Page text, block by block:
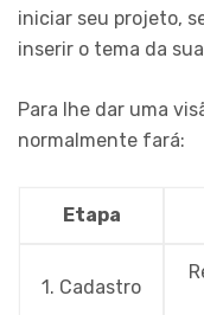
iniciar seu projeto,
inserir o tema da
Para lhe dar uma
normalmente fará:
Etapa
1. Cadastro